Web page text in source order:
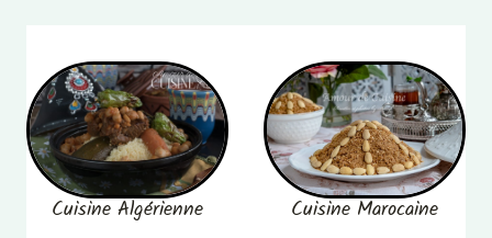
Cuisine Algérienne Cuisine Marocaine